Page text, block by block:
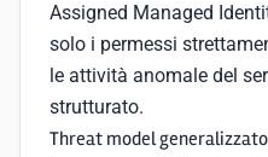
Assigned Managed
solo i permessi
le attività anomale del
strutturato.
Threat model